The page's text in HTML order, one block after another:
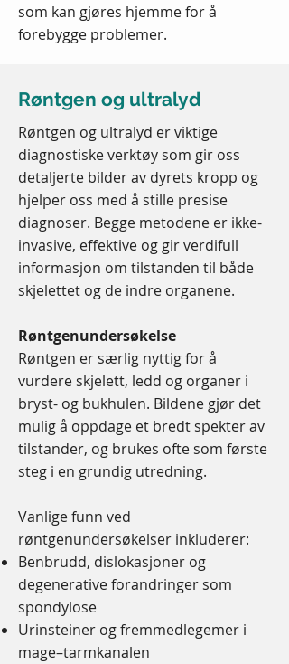
som kan gjøres hjemme for å
forebygge problemer.
Røntgen og ultralyd
Røntgen og ultralyd er viktige
diagnostiske verktøy som gir oss
detaljerte bilder av dyrets kropp og
hjelper oss med å stille presise
diagnoser. Begge metodene er ikke-
invasive, effektive og gir verdifull
informasjon om tilstanden til både
skjelettet og de indre organene.
Røntgenundersøkelse
Røntgen er særlig nyttig for å
vurdere skjelett, ledd og organer i
bryst- og bukhulen. Bildene gjør det
mulig å oppdage et bredt spekter av
tilstander, og brukes ofte som første
steg i en grundig utredning.
Vanlige funn ved
røntgenundersøkelser inkluderer:
Benbrudd, dislokasjoner og
degenerative forandringer som
spondylose
Urinsteiner og fremmedlegemer i
mage–tarmkanalen